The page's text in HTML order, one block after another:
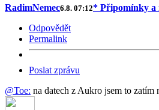
RadimNemec6.8. 07:12* Připomínky a
Odpovědět
Permalink
Poslat zprávu
@Toe: na datech z Aukro jsem to zatím